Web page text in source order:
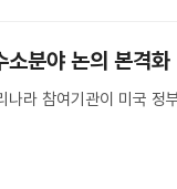
분야 논의 본격화
나라 참여기관이 미국 정